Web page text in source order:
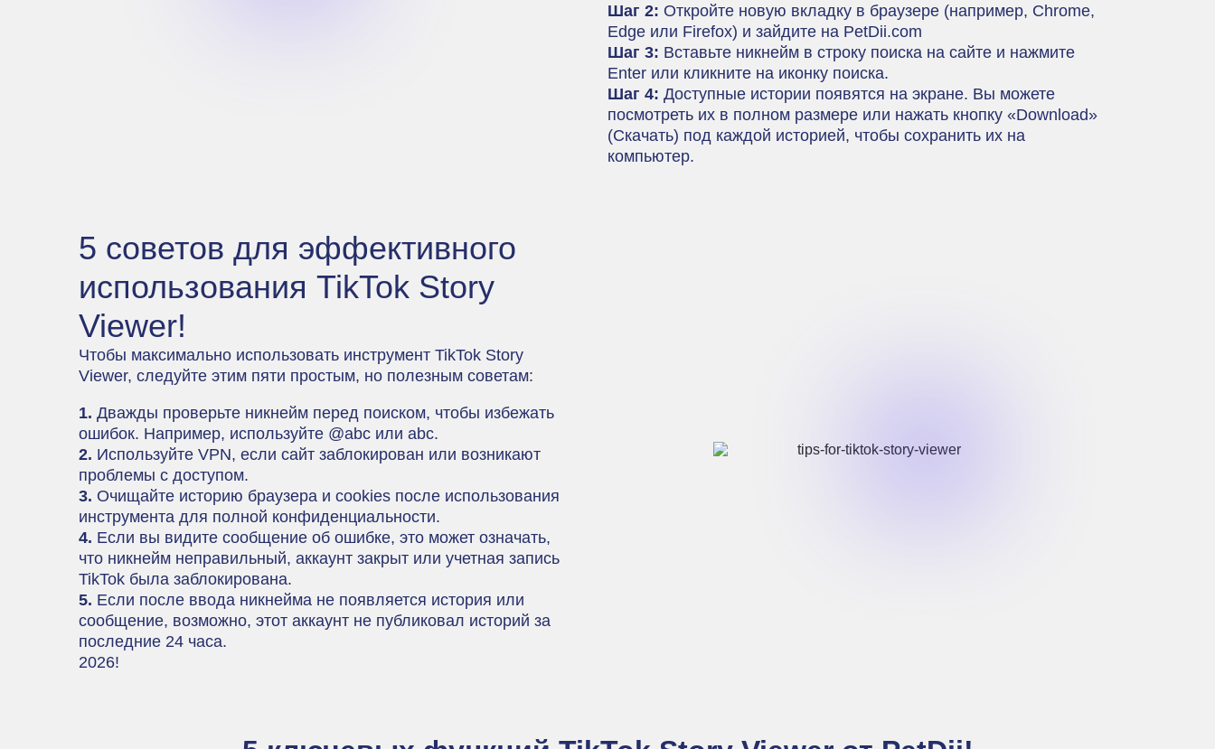
Шаг 2: Откройте новую вкладку в браузере (например, Chrome,
Edge или Firefox) и зайдите на PetDii.com
Шаг 3: Вставьте никнейм в строку поиска на сайте и нажмите
Enter или кликните на иконку поиска.
Шаг 4: Доступные истории появятся на экране. Вы можете
посмотреть их в полном размере или нажать кнопку «Download»
(Скачать) под каждой историей, чтобы сохранить их на
компьютер.
5 советов для эффективного
использования TikTok Story
Viewer!
Чтобы максимально использовать инструмент TikTok Story
Viewer, следуйте этим пяти простым, но полезным советам:
1. Дважды проверьте никнейм перед поиском, чтобы избежать
ошибок. Например, используйте @abc или abc.
2. Используйте VPN, если сайт заблокирован или возникают
проблемы с доступом.
3. Очищайте историю браузера и cookies после использования
инструмента для полной конфиденциальности.
4. Если вы видите сообщение об ошибке, это может означать,
что никнейм неправильный, аккаунт закрыт или учетная запись
TikTok была заблокирована.
5. Если после ввода никнейма не появляется история или
сообщение, возможно, этот аккаунт не публиковал историй за
последние 24 часа.
2026!